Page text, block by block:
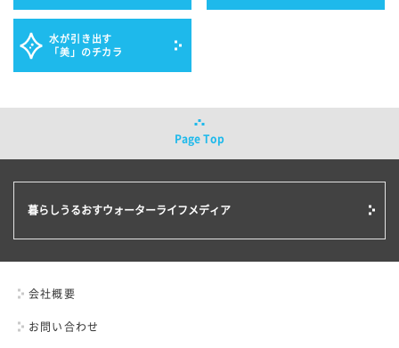
水が引き出す
「美」のチカラ
Page Top
暮らしうるおすウォーターライフメディア
会社概要
お問い合わせ